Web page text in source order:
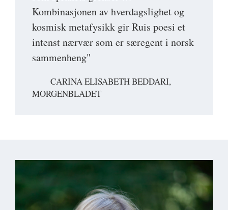
Kombinasjonen av hverdagslighet og
kosmisk metafysikk gir Ruis poesi et
intenst nærvær som er særegent i norsk
sammenheng"
CARINA ELISABETH BEDDARI,
MORGENBLADET